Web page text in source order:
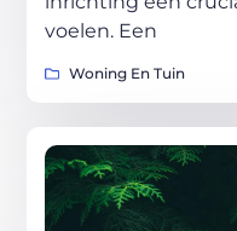
voelen. Een
Woning En Tuin